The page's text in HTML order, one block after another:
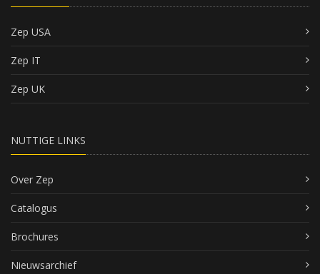
Zep USA
Zep IT
Zep UK
NUTTIGE LINKS
Over Zep
Catalogus
Brochures
Nieuwsarchief